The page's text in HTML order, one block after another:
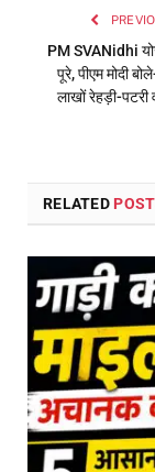
PM SVANidhi
पूरे, पीएम मोदी
लाखों रेहड़ी-पटरी
RELATED